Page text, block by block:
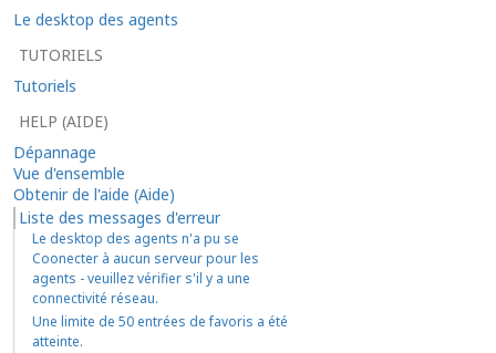
Le desktop des agents
TUTORIELS
Tutoriels
HELP (AIDE)
Dépannage
Vue d'ensemble
Obtenir de l'aide (Aide)
Liste des messages d'erreur
Le desktop des agents n'a pu se
Coonecter à aucun serveur pour les
agents - veuillez vérifier s'il y a une
connectivité réseau.
Une limite de 50 entrées de favoris a été
atteinte.